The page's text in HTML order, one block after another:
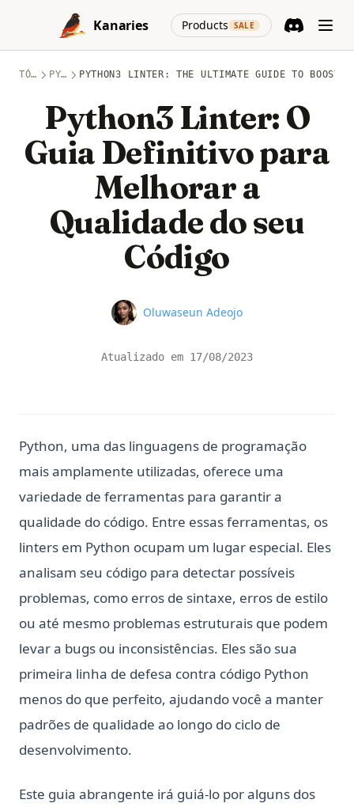
Skip to content
Kanaries
Products SALE
(opens in a
TÓPICOS PYTHON PYTHON3 LINTER: THE ULTIMATE GUIDE TO
Python3 Linter: O
Guia Definitivo para
Melhorar a
Qualidade do seu
Código
Name
Oluwaseun Adeojo
Atualizado em 17/08/2023
Python, uma das linguagens de programação
mais amplamente utilizadas, oferece uma
variedade de ferramentas para garantir a
qualidade do código. Entre essas ferramentas, os
linters em Python ocupam um lugar especial. Eles
analisam seu código para detectar possíveis
problemas, como erros de sintaxe, erros de estilo
ou até mesmo problemas estruturais que podem
levar a bugs ou inconsistências. Eles são sua
primeira linha de defesa contra código Python
menos do que perfeito, ajudando você a manter
padrões de qualidade ao longo do ciclo de
desenvolvimento.
Este guia abrangente irá guiá-lo por alguns dos